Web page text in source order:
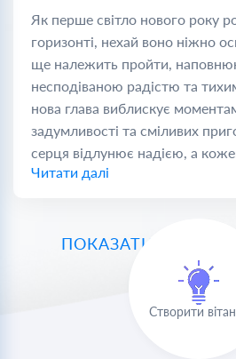
Як перше світло нового року
горизонті, нехай воно ніжно
ще належить пройти,
несподіваною радістю та
нова глава виблискує
задумливості та сміливих
серця відлунює надією, а
Читати далі
ПОКАЗАТИ ВСІ
Створити